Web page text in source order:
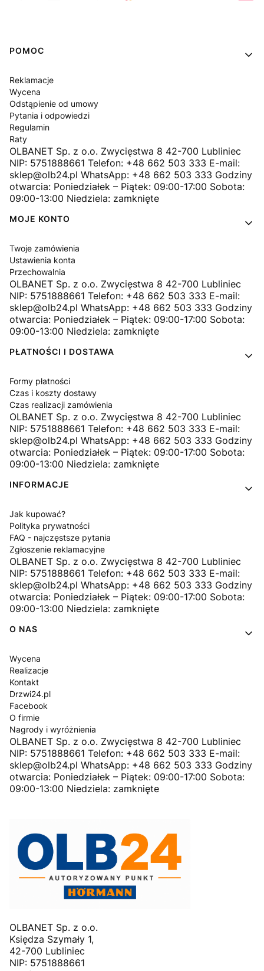
Linki w stopce
POMOC
Reklamacje
Wycena
Odstąpienie od umowy
Pytania i odpowiedzi
Regulamin
Raty
OLBANET Sp. z o.o. Zwycięstwa 8 42-700 Lubliniec
NIP: 5751888661 Telefon: +48 662 503 333 E-mail:
sklep@olb24.pl WhatsApp: +48 662 503 333 Godziny
otwarcia: Poniedziałek – Piątek: 09:00-17:00 Sobota:
09:00-13:00 Niedziela: zamknięte
MOJE KONTO
Twoje zamówienia
Ustawienia konta
Przechowalnia
OLBANET Sp. z o.o. Zwycięstwa 8 42-700 Lubliniec
NIP: 5751888661 Telefon: +48 662 503 333 E-mail:
sklep@olb24.pl WhatsApp: +48 662 503 333 Godziny
otwarcia: Poniedziałek – Piątek: 09:00-17:00 Sobota:
09:00-13:00 Niedziela: zamknięte
PŁATNOŚCI I DOSTAWA
Formy płatności
Czas i koszty dostawy
Czas realizacji zamówienia
OLBANET Sp. z o.o. Zwycięstwa 8 42-700 Lubliniec
NIP: 5751888661 Telefon: +48 662 503 333 E-mail:
sklep@olb24.pl WhatsApp: +48 662 503 333 Godziny
otwarcia: Poniedziałek – Piątek: 09:00-17:00 Sobota:
09:00-13:00 Niedziela: zamknięte
INFORMACJE
Jak kupować?
Polityka prywatności
FAQ - najczęstsze pytania
Zgłoszenie reklamacyjne
OLBANET Sp. z o.o. Zwycięstwa 8 42-700 Lubliniec
NIP: 5751888661 Telefon: +48 662 503 333 E-mail:
sklep@olb24.pl WhatsApp: +48 662 503 333 Godziny
otwarcia: Poniedziałek – Piątek: 09:00-17:00 Sobota:
09:00-13:00 Niedziela: zamknięte
O NAS
Wycena
Realizacje
Kontakt
Drzwi24.pl
Facebook
O firmie
Nagrody i wyróżnienia
OLBANET Sp. z o.o. Zwycięstwa 8 42-700 Lubliniec
NIP: 5751888661 Telefon: +48 662 503 333 E-mail:
sklep@olb24.pl WhatsApp: +48 662 503 333 Godziny
otwarcia: Poniedziałek – Piątek: 09:00-17:00 Sobota:
09:00-13:00 Niedziela: zamknięte
OLBANET Sp. z o.o.
Księdza Szymały 1,
42-700 Lubliniec
NIP: 5751888661